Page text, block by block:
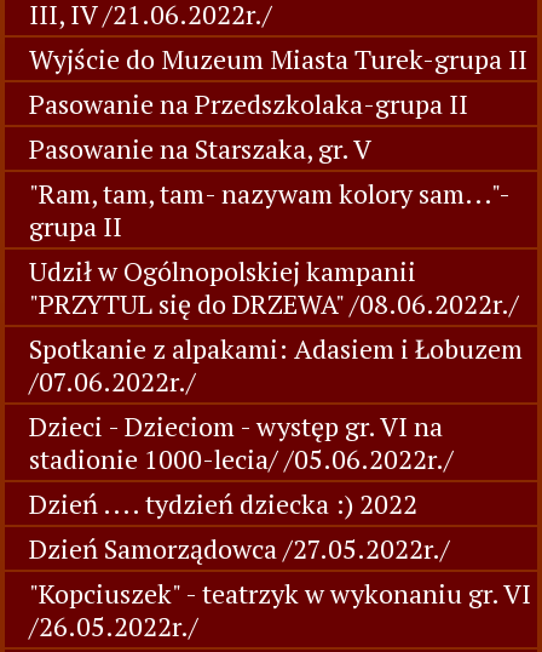
III, IV /21.06.2022r./
Wyjście do Muzeum Miasta Turek-grupa II
Pasowanie na Przedszkolaka-grupa II
Pasowanie na Starszaka, gr. V
"Ram, tam, tam- nazywam kolory sam..."-
grupa II
Udził w Ogólnopolskiej kampanii
"PRZYTUL się do DRZEWA" /08.06.2022r./
Spotkanie z alpakami: Adasiem i Łobuzem
/07.06.2022r./
Dzieci - Dzieciom - występ gr. VI na
stadionie 1000-lecia/ /05.06.2022r./
Dzień .... tydzień dziecka :) 2022
Dzień Samorządowca /27.05.2022r./
"Kopciuszek" - teatrzyk w wykonaniu gr. VI
/26.05.2022r./